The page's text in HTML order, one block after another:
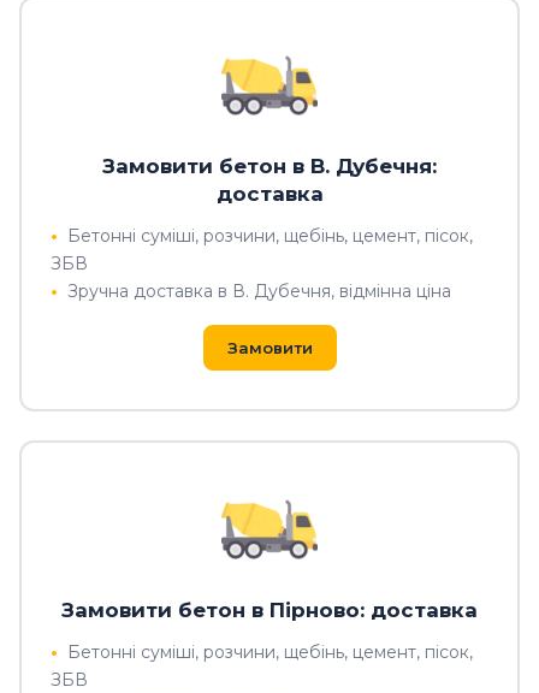
Замовити бетон в В. Дубечня:
доставка
Бетонні суміші, розчини, щебінь, цемент, пісок,
ЗБВ
Зручна доставка в В. Дубечня, відмінна ціна
Замовити
Замовити бетон в Пірново: доставка
Бетонні суміші, розчини, щебінь, цемент, пісок,
ЗБВ